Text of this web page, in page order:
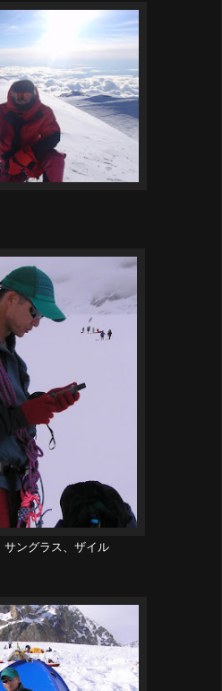
サングラス、ザイル